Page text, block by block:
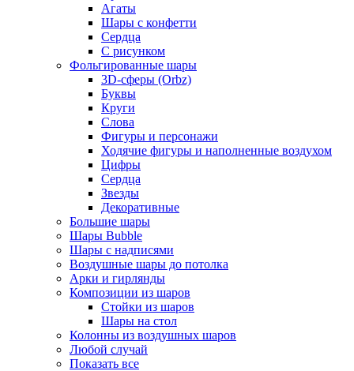
Агаты
Шары с конфетти
Сердца
С рисунком
Фольгированные шары
3D-сферы (Orbz)
Буквы
Круги
Слова
Фигуры и персонажи
Ходячие фигуры и наполненные воздухом
Цифры
Сердца
Звезды
Декоративные
Большие шары
Шары Bubble
Шары с надписями
Воздушные шары до потолка
Арки и гирлянды
Композиции из шаров
Стойки из шаров
Шары на стол
Колонны из воздушных шаров
Любой случай
Показать все